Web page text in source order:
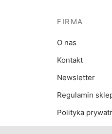
FIRMA
O nas
Kontakt
Newsletter
Regulamin
Polityka